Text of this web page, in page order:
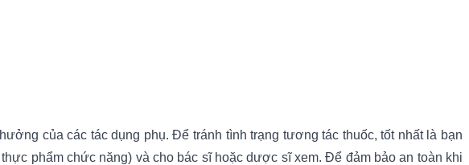
của các tác dụng phụ. Để tránh tình trạng tương tác thuốc, tốt nhất là bạn
phẩm chức năng) và cho bác sĩ hoặc dược sĩ xem. Để đảm bảo an toàn khi